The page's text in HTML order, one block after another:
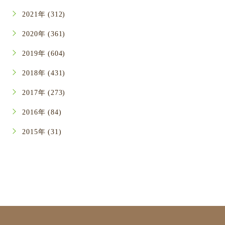
2021年 (312)
2020年 (361)
2019年 (604)
2018年 (431)
2017年 (273)
2016年 (84)
2015年 (31)